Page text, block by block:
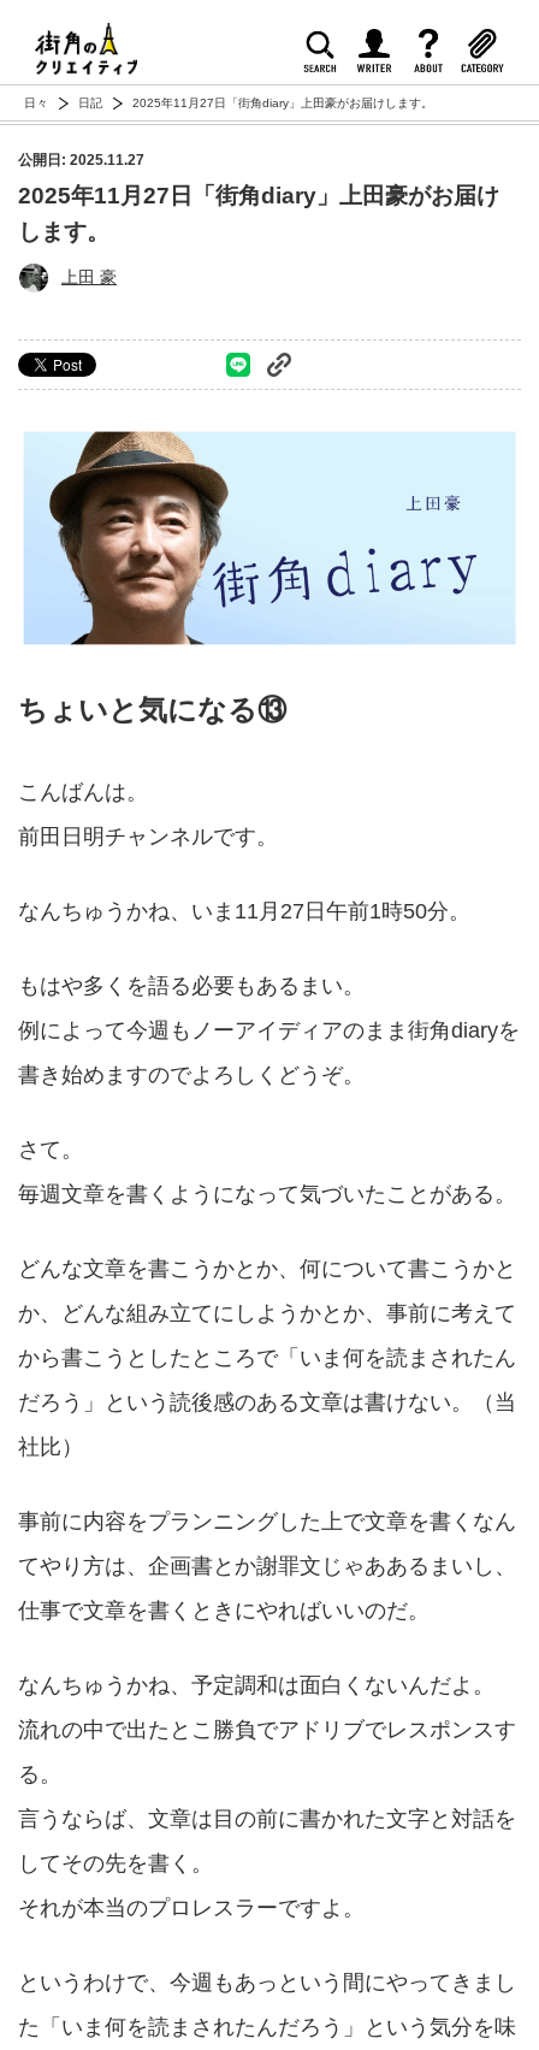
日々 日記 2025年11月27日「街角diary」上田豪がお届けします。
公開日: 2025.11.27
2025年11月27日「街角diary」上田豪がお届け
します。
上田 豪
ちょいと気になる⑬
こんばんは。
前田日明チャンネルです。
なんちゅうかね、いま11月27日午前1時50分。
もはや多くを語る必要もあるまい。
例によって今週もノーアイディアのまま街角diaryを
書き始めますのでよろしくどうぞ。
さて。
毎週文章を書くようになって気づいたことがある。
どんな文章を書こうかとか、何について書こうかと
か、どんな組み立てにしようかとか、事前に考えて
から書こうとしたところで「いま何を読まされたん
だろう」という読後感のある文章は書けない。（当
社比）
事前に内容をプランニングした上で文章を書くなん
てやり方は、企画書とか謝罪文じゃああるまいし、
仕事で文章を書くときにやればいいのだ。
なんちゅうかね、予定調和は面白くないんだよ。
流れの中で出たとこ勝負でアドリブでレスポンスす
る。
言うならば、文章は目の前に書かれた文字と対話を
してその先を書く。
それが本当のプロレスラーですよ。
というわけで、今週もあっという間にやってきまし
た「いま何を読まされたんだろう」という気分を味